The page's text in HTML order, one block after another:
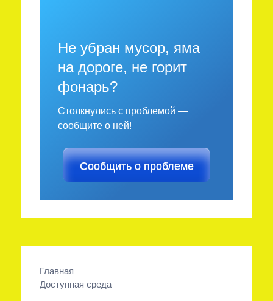
Не убран мусор, яма
на дороге, не горит
фонарь?
Столкнулись с проблемой —
сообщите о ней!
Сообщить о проблеме
Главная
Доступная среда